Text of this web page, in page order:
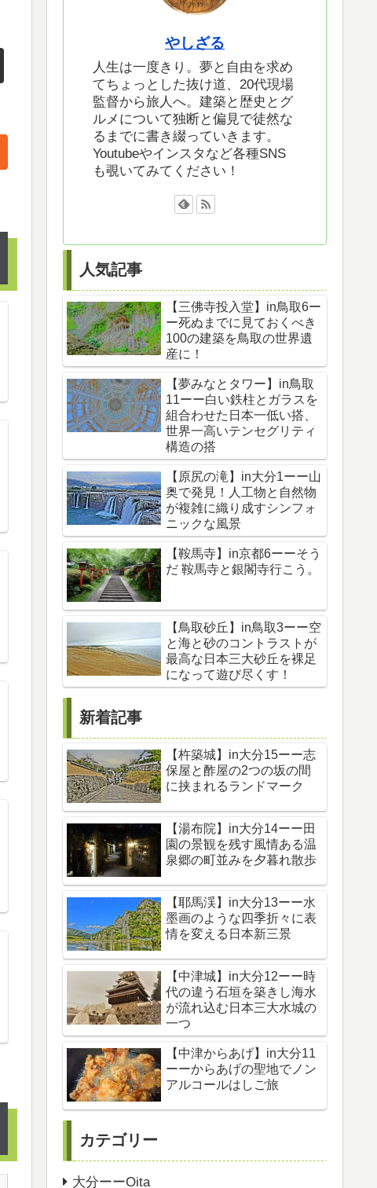
やしざる
人生は一度きり。夢と自由を求め
てちょっとした抜け道、20代現場
監督から旅人へ。建築と歴史とグ
ルメについて独断と偏見で徒然な
るまでに書き綴っていきます。
Youtubeやインスタなど各種SNS
も覗いてみてください！
人気記事
【三佛寺投入堂】in鳥取6ー
ー死ぬまでに見ておくべき
100の建築を鳥取の世界遺
産に！
【夢みなとタワー】in鳥取
11ーー白い鉄柱とガラスを
組合わせた日本一低い搭、
世界一高いテンセグリティ
構造の搭
【原尻の滝】in大分1ーー山
奥で発見！人工物と自然物
が複雑に織り成すシンフォ
ニックな風景
【鞍馬寺】in京都6ーーそう
だ 鞍馬寺と銀閣寺行こう。
【鳥取砂丘】in鳥取3ーー空
と海と砂のコントラストが
最高な日本三大砂丘を裸足
になって遊び尽くす！
新着記事
【杵築城】in大分15ーー志
保屋と酢屋の2つの坂の間
に挟まれるランドマーク
【湯布院】in大分14ーー田
園の景観を残す風情ある温
泉郷の町並みを夕暮れ散歩
【耶馬渓】in大分13ーー水
墨画のような四季折々に表
情を変える日本新三景
【中津城】in大分12ーー時
代の違う石垣を築きし海水
が流れ込む日本三大水城の
一つ
【中津からあげ】in大分11
ーーからあげの聖地でノン
アルコールはしご旅
カテゴリー
大分ーーOita